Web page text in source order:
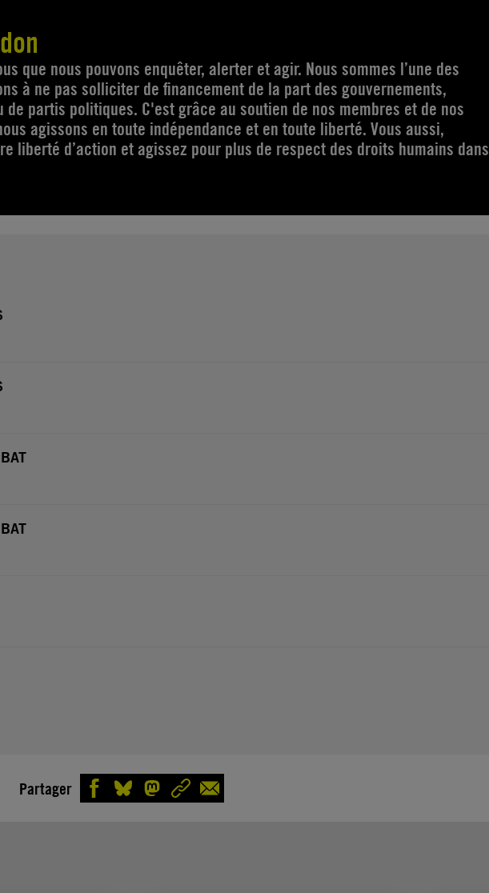
que nous pouvons enquêter, alerter et agir. Nous sommes l’une des
à ne pas solliciter de financement de la part des gouvernements,
de partis politiques. C'est grâce au soutien de nos membres et de nos
agissons en toute indépendance et en toute liberté. Vous aussi,
liberté d’action et agissez pour plus de respect des droits humains dans
Partager